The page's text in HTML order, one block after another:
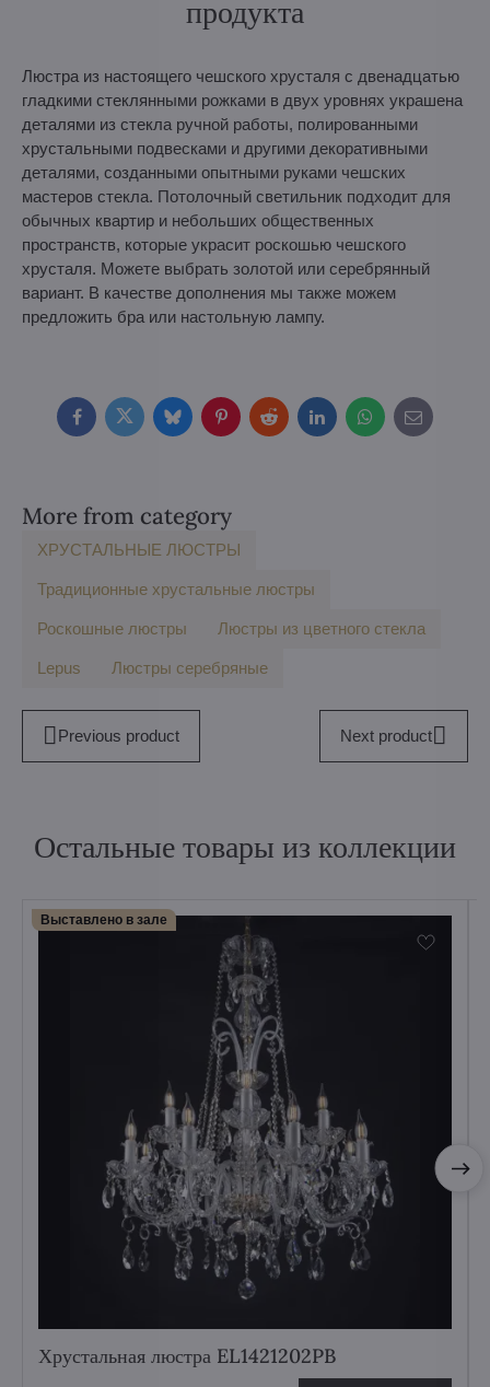
продукта
Люстра из настоящего чешского хрусталя с двенадцатью
гладкими стеклянными рожками в двух уровнях украшена
деталями из стекла ручной работы, полированными
хрустальными подвесками и другими декоративными
деталями, созданными опытными руками чешских
мастеров стекла. Потолочный светильник подходит для
обычных квартир и небольших общественных
пространств, которые украсит роскошью чешского
хрусталя. Можете выбрать золотой или серебрянный
вариант. В качестве дополнения мы также можем
предложить бра или настольную лампу.
FacebookTwitterBlueskyPinterestRedditLinkedInWhatsApp
E-
mail
More from category
ХРУСТАЛЬНЫЕ ЛЮСТРЫ
Традиционные хрустальные люстры
Роскошные люстры Люстры из цветного стекла
Lepus Люстры серебряные
Previous product Next product
Остальные товары из коллекции
Выставлено в зале
Хрустальная люстра EL1421202PB